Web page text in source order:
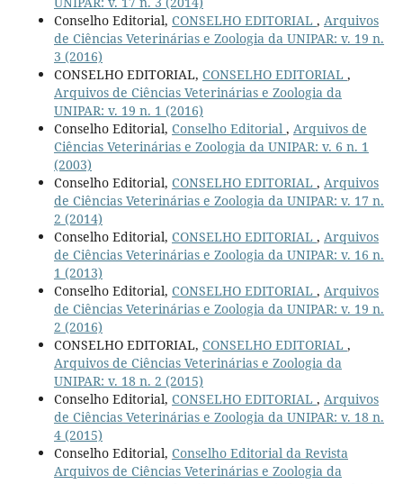
Conselho Editorial, CONSELHO EDITORIAL , Arquivos
de Ciências Veterinárias e Zoologia da UNIPAR: v. 19 n.
3 (2016)
CONSELHO EDITORIAL, CONSELHO EDITORIAL ,
Arquivos de Ciências Veterinárias e Zoologia da
UNIPAR: v. 19 n. 1 (2016)
Conselho Editorial, Conselho Editorial , Arquivos de
Ciências Veterinárias e Zoologia da UNIPAR: v. 6 n. 1
(2003)
Conselho Editorial, CONSELHO EDITORIAL , Arquivos
de Ciências Veterinárias e Zoologia da UNIPAR: v. 17 n.
2 (2014)
Conselho Editorial, CONSELHO EDITORIAL , Arquivos
de Ciências Veterinárias e Zoologia da UNIPAR: v. 16 n.
1 (2013)
Conselho Editorial, CONSELHO EDITORIAL , Arquivos
de Ciências Veterinárias e Zoologia da UNIPAR: v. 19 n.
2 (2016)
CONSELHO EDITORIAL, CONSELHO EDITORIAL ,
Arquivos de Ciências Veterinárias e Zoologia da
UNIPAR: v. 18 n. 2 (2015)
Conselho Editorial, CONSELHO EDITORIAL , Arquivos
de Ciências Veterinárias e Zoologia da UNIPAR: v. 18 n.
4 (2015)
Conselho Editorial, Conselho Editorial da Revista
Arquivos de Ciências Veterinárias e Zoologia da